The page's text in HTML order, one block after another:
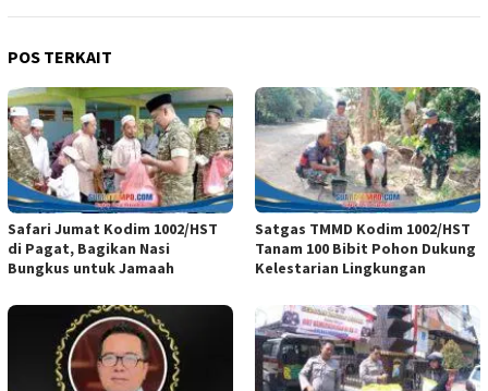
POS TERKAIT
Safari Jumat Kodim 1002/HST
di Pagat, Bagikan Nasi
Bungkus untuk Jamaah
Satgas TMMD Kodim 1002/HST
Tanam 100 Bibit Pohon Dukung
Kelestarian Lingkungan